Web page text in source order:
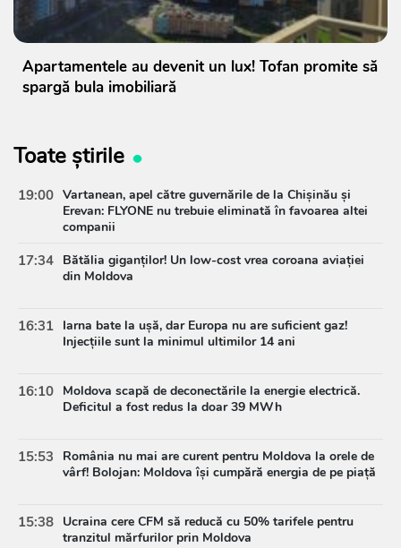
Apartamentele au devenit un lux! Tofan promite să
spargă bula imobiliară
Toate știrile
19:00 Vartanean, apel către guvernările de la Chișinău și
Erevan: FLYONE nu trebuie eliminată în favoarea altei
companii
17:34 Bătălia giganților! Un low-cost vrea coroana aviației
din Moldova
16:31 Iarna bate la ușă, dar Europa nu are suficient gaz!
Injecțiile sunt la minimul ultimilor 14 ani
16:10 Moldova scapă de deconectările la energie electrică.
Deficitul a fost redus la doar 39 MWh
15:53
România nu mai are curent pentru Moldova la orele de
vârf! Bolojan: Moldova își cumpără energia de pe piață
15:38 Ucraina cere CFM să reducă cu 50% tarifele pentru
tranzitul mărfurilor prin Moldova